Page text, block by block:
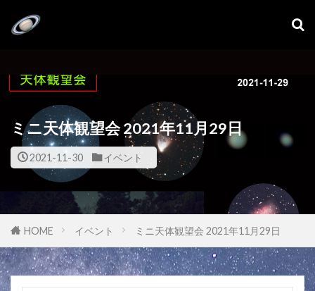
ミニ天体観望会 2021年11月29日
2021-11-30 イベント
HOME イベント ミニ天体観望会 2021年11月29日